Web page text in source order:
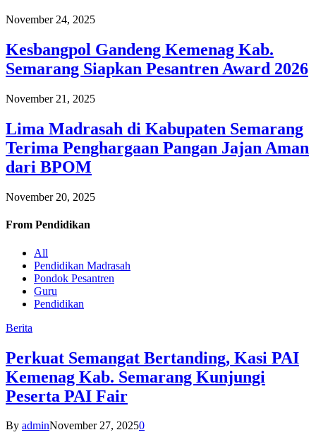
November 24, 2025
Kesbangpol Gandeng Kemenag Kab.
Semarang Siapkan Pesantren Award 2026
November 21, 2025
Lima Madrasah di Kabupaten Semarang
Terima Penghargaan Pangan Jajan Aman
dari BPOM
November 20, 2025
From Pendidikan
All
Pendidikan Madrasah
Pondok Pesantren
Guru
Pendidikan
Berita
Perkuat Semangat Bertanding, Kasi PAI
Kemenag Kab. Semarang Kunjungi
Peserta PAI Fair
By adminNovember 27, 20250